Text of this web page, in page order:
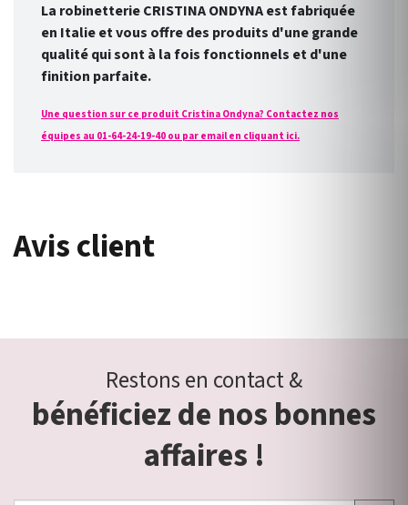
La robinetterie CRISTINA ONDYNA est fabriquée
en Italie et vous offre des produits d'une grande
qualité qui sont à la fois fonctionnels et d'une
finition parfaite.
Une question sur ce produit Cristina Ondyna? Contactez nos
équipes au 01-64-24-19-40 ou par email en cliquant ici.
Avis client
Restons en contact &
bénéficiez de nos bonnes
affaires !